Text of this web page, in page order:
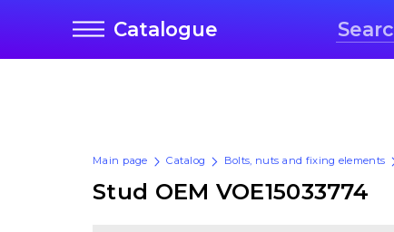
Catalogue
Main page Catalog Bolts, nuts and fixing elements
Stud OEM VOE15033774